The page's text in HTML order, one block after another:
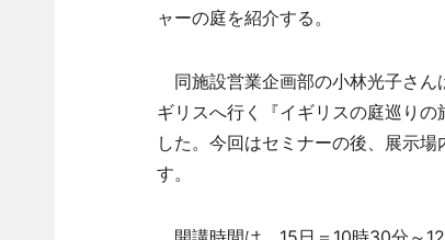
ャーの庭を紹介する。
同施設営業企画部の小林光子さん
ギリスへ行く『イギリスの庭巡り
した。今回はセミナーの後、展示
す。